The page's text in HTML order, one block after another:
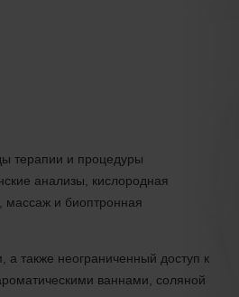
терапии и процедуры
анализы, кислородная
массаж и биоптронная
также неограниченный доступ к
ваннами, соляной